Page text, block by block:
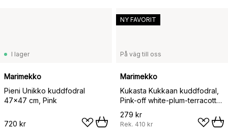
I lager
Marimekko
Pieni Unikko kuddfodral
47x47 cm, Pink
720 kr
På väg till oss
Marimekko
Kukasta Kukkaan kuddfodral,
Pink-off white-plum-terracotta,
50x50 cm
279 kr
Rek. 410 kr
NY FAVORIT